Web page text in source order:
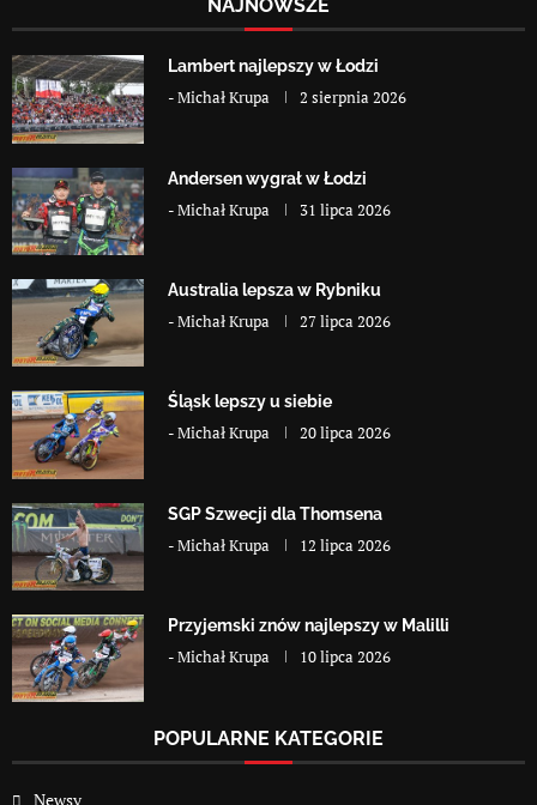
NAJNOWSZE
Lambert najlepszy w Łodzi
-Michał Krupa 2 sierpnia 2026
Andersen wygrał w Łodzi
-Michał Krupa 31 lipca 2026
Australia lepsza w Rybniku
-Michał Krupa 27 lipca 2026
Śląsk lepszy u siebie
-Michał Krupa 20 lipca 2026
SGP Szwecji dla Thomsena
-Michał Krupa 12 lipca 2026
Przyjemski znów najlepszy w Malilli
-Michał Krupa 10 lipca 2026
POPULARNE KATEGORIE
Newsy